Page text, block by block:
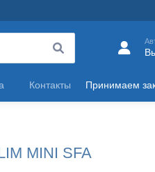
Контакты Принимаем
MINI SFA